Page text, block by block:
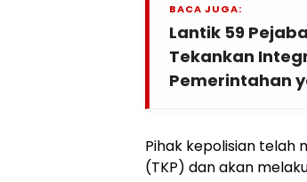
BACA JUGA:
Lantik 59
Tekankan
Pemerintahan
Pihak kepolisian telah
(TKP) dan akan